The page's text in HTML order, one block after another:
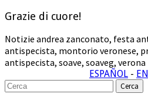
Grazie di cuore!
Notizie andrea zanconato, festa
antispecista, montorio veronese,
antispecista, soave, soaveg, verona
ESPAÑOL -
Cerca